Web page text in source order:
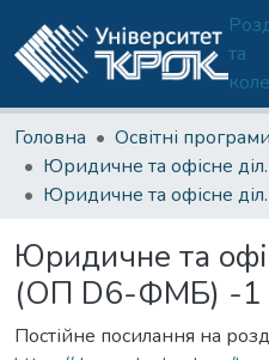
та
Головна
Освітні
Юридичне
Юридичне та
Юридичне та
(ОП D6-ФМБ) -1
Постійне посилання на